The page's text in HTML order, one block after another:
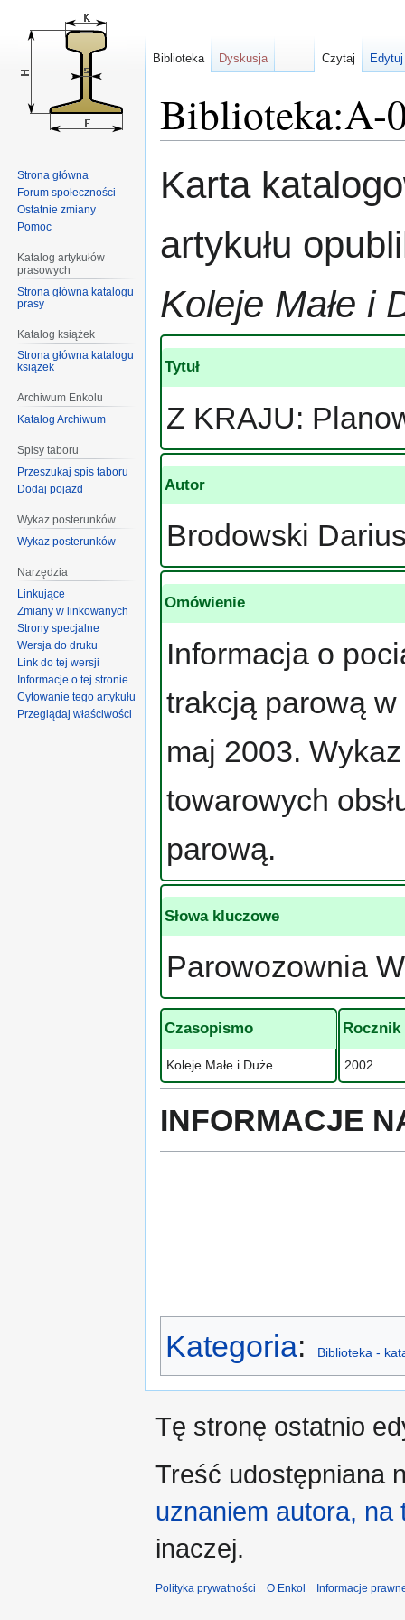
Biblioteka:A-
do
do
Karta
artykułu
Koleje Małe i
Tytuł
Z KRAJU:
Autor
Brodowski
Omówienie
Informacja o
trakcją parową
maj 2003.
towarowych
parową.
Słowa kluczowe
Parowozownia
Czasopismo
Koleje Małe i Duże
Rocznik
2002
INFORMACJE
Kategoria: Biblioteka -
Biblioteka Dyskusja Czytaj
Strona główna
Forum społeczności
Ostatnie zmiany
Pomoc
Katalog artykułów
prasowych
Strona główna katalogu
prasy
Katalog książek
Strona główna katalogu
książek
Archiwum Enkolu
Katalog Archiwum
Spisy taboru
Przeszukaj spis taboru
Dodaj pojazd
Wykaz posterunków
Wykaz posterunków
Narzędzia
Linkujące
Zmiany w linkowanych
Strony specjalne
Wersja do druku
Link do tej wersji
Informacje o tej stronie
Cytowanie tego artykułu
Przeglądaj właściwości
Tę stronę ostatnio
Treść udostępniana
uznaniem autora,
inaczej.
Polityka prywatności O Enkol Informacje